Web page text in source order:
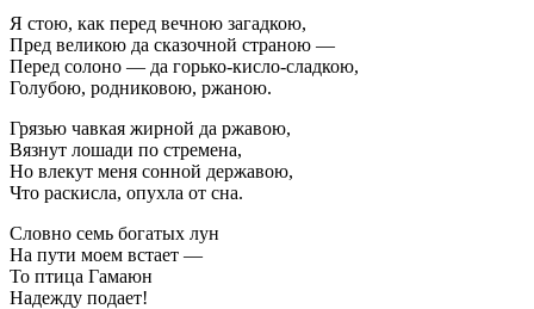
Я стою, как перед вечною загадкою,
Пред великою да сказочной страною —
Перед солоно — да горько-кисло-сладкою,
Голубою, родниковою, ржаною.
Грязью чавкая жирной да ржавою,
Вязнут лошади по стремена,
Но влекут меня сонной державою,
Что раскисла, опухла от сна.
Словно семь богатых лун
На пути моем встает —
То птица Гамаюн
Надежду подает!